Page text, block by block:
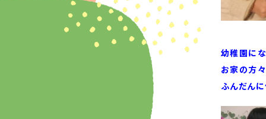
幼稚園に
お家の方
ふんだんに